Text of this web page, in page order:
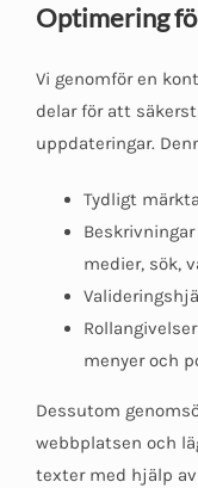
Optimering
Vi genomför en
delar för att
uppdateringar.
Tydligt
medier, sök,
menyer och
Dessutom
webbplatsen och
texter med hjälp